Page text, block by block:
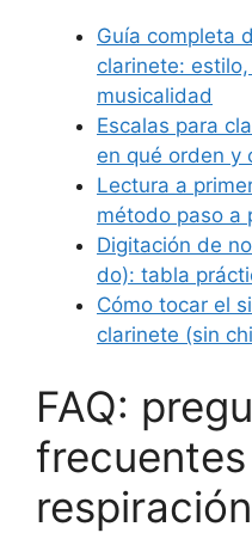
Guía completa
clarinete:
musicalidad
Escalas para
en qué orden y
Lectura a
método paso a
Digitación de
do): tabla
Cómo tocar el
clarinete (sin
FAQ: